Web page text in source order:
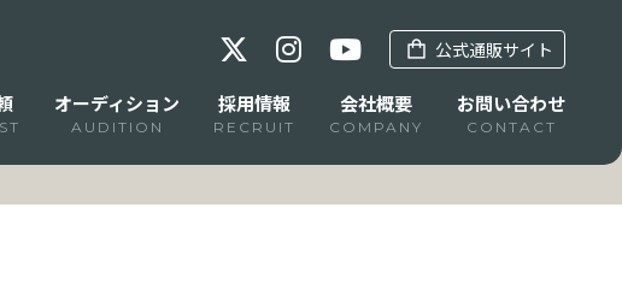
公式通販サイト
オーディション
AUDITION
採用情報
RECRUIT
会社概要
COMPANY
お問い合わせ
CONTACT